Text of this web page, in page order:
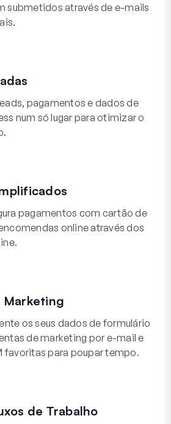
submetidos através de e-mails
pagamentos e dados de
num só lugar para otimizar o
pagamentos com cartão de
online através dos
Marketing
os seus dados de formulário
de marketing por e-mail e
favoritas para poupar tempo.
de Trabalho